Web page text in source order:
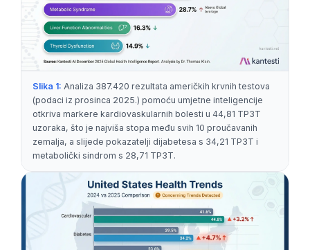
Slika 1: Analiza 387.420 rezultata američkih krvnih testova
(podaci iz prosinca 2025.) pomoću umjetne inteligencije
otkriva markere kardiovaskularnih bolesti u 44,81 TP3T
uzoraka, što je najviša stopa među svih 10 proučavanih
zemalja, a slijede pokazatelji dijabetesa s 34,21 TP3T i
metabolički sindrom s 28,71 TP3T.